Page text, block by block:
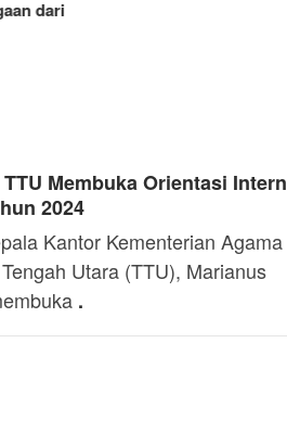
Membuka Orientasi Intern
2024
Kantor Kementerian Agama
Utara (TTU), Marianus
.